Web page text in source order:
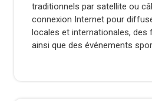
traditionnels par satellite ou
connexion Internet pour
locales et internationales, des
ainsi que des événements